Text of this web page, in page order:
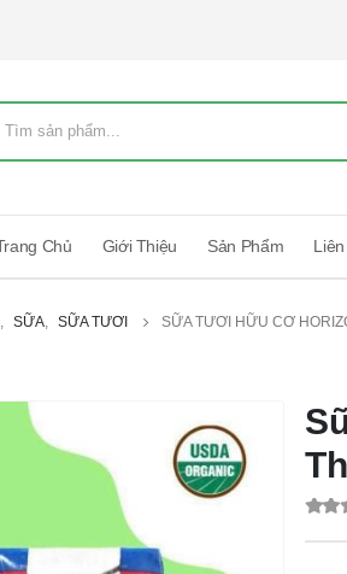
Chủ Giới Thiệu Sản Phẩm
SỮA SỮA TƯƠI SỮA TƯƠI HỮU CƠ